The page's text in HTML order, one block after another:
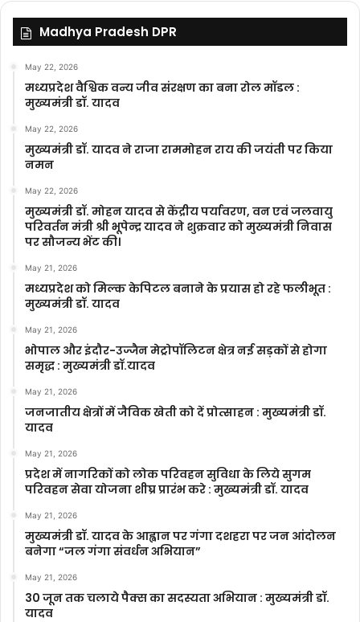
Madhya Pradesh DPR
May 22, 2026
मध्यप्रदेश वैश्विक वन्य जीव संरक्षण का बना रोल मॉडल :
मुख्यमंत्री डॉ. यादव
May 22, 2026
मुख्यमंत्री डॉ. यादव ने राजा राममोहन राय की जयंती पर किया
नमन
May 22, 2026
मुख्यमंत्री डॉ. मोहन यादव से केंद्रीय पर्यावरण, वन एवं जलवायु
परिवर्तन मंत्री श्री भूपेन्द्र यादव ने शुक्रवार को मुख्यमंत्री निवास
पर सौजन्य भेंट की।
May 21, 2026
मध्यप्रदेश को मिल्क केपिटल बनाने के प्रयास हो रहे फलीभूत :
मुख्यमंत्री डॉ. यादव
May 21, 2026
भोपाल और इंदौर-उज्जैन मेट्रोपॉलिटन क्षेत्र नई सड़कों से होगा
समृद्ध : मुख्यमंत्री डॉ.यादव
May 21, 2026
जनजातीय क्षेत्रों में जैविक खेती को दें प्रोत्साहन : मुख्यमंत्री डॉ.
यादव
May 21, 2026
प्रदेश में नागरिकों को लोक परिवहन सुविधा के लिये सुगम
परिवहन सेवा योजना शीघ्र प्रारंभ करे : मुख्यमंत्री डॉ. यादव
May 21, 2026
मुख्यमंत्री डॉ. यादव के आह्वान पर गंगा दशहरा पर जन आंदोलन
बनेगा “जल गंगा संवर्धन अभियान”
May 21, 2026
30 जून तक चलाये पैक्स का सदस्यता अभियान : मुख्यमंत्री डॉ.
यादव